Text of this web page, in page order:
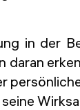
in der
daran